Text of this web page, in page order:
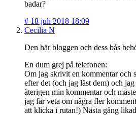
badar?
# 18 juli 2018 18:09
Cecilia N
Den här bloggen och dess bås
En dum grej på telefonen:
Om jag skrivit en kommentar och
efter det (och jag läst dem) och
återigen min kommentar och
jag får veta om några fler
att klicka i rutan!) Nästa gång